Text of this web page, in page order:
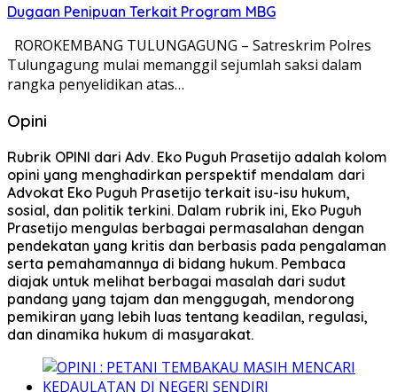
Dugaan Penipuan Terkait Program MBG
ROROKEMBANG TULUNGAGUNG – Satreskrim Polres
Tulungagung mulai memanggil sejumlah saksi dalam
rangka penyelidikan atas…
Opini
Rubrik OPINI dari Adv. Eko Puguh Prasetijo adalah kolom
opini yang menghadirkan perspektif mendalam dari
Advokat Eko Puguh Prasetijo terkait isu-isu hukum,
sosial, dan politik terkini. Dalam rubrik ini, Eko Puguh
Prasetijo mengulas berbagai permasalahan dengan
pendekatan yang kritis dan berbasis pada pengalaman
serta pemahamannya di bidang hukum. Pembaca
diajak untuk melihat berbagai masalah dari sudut
pandang yang tajam dan menggugah, mendorong
pemikiran yang lebih luas tentang keadilan, regulasi,
dan dinamika hukum di masyarakat.